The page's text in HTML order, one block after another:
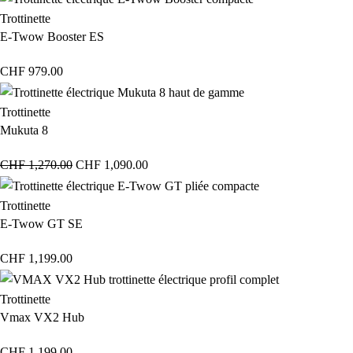
Trottinette
E-Twow Booster ES
CHF 979.00
Trottinette
Mukuta 8
CHF1,270.00 CHF 1,090.00
Trottinette
E-Twow GT SE
CHF 1,199.00
Trottinette
Vmax VX2 Hub